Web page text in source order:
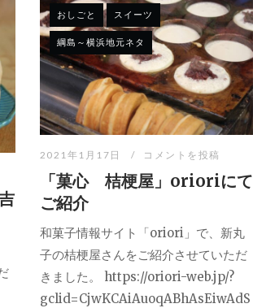
おしごと スイーツ
綱島～横浜地元ネタ
2021年1月17日 コメントを投稿
「菓心 桔梗屋」orioriにて
ご紹介
和菓子情報サイト「oriori」で、新丸
子の桔梗屋さんをご紹介させていただ
きました。 https://oriori-web.jp/?
gclid=CjwKCAiAuoqABhAsEiwAdS